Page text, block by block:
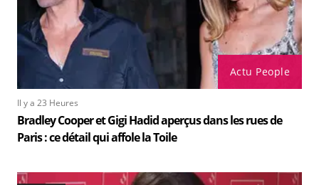
Actu People
Il y a 23 Heures
Bradley Cooper et Gigi Hadid aperçus dans les rues de
Paris : ce détail qui affole la Toile